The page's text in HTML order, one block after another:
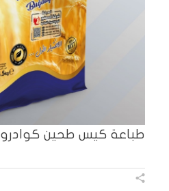
طباعة كيس طحين كوادرو